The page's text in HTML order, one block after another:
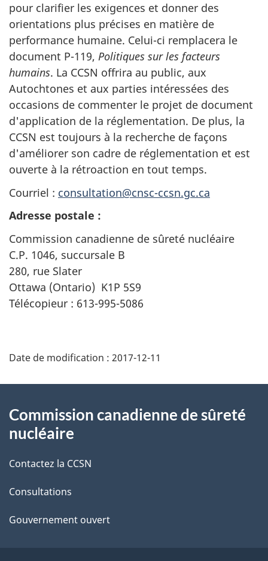
pour clarifier les exigences et donner des
orientations plus précises en matière de
performance humaine. Celui-ci remplacera le
document P-119, Politiques sur les facteurs
humains. La CCSN offrira au public, aux
Autochtones et aux parties intéressées des
occasions de commenter le projet de document
d'application de la réglementation. De plus, la
CCSN est toujours à la recherche de façons
d'améliorer son cadre de réglementation et est
ouverte à la rétroaction en tout temps.
Courriel : consultation@cnsc-ccsn.gc.ca
Adresse postale :
Commission canadienne de sûreté nucléaire
C.P. 1046, succursale B
280, rue Slater
Ottawa (Ontario) K1P 5S9
Télécopieur : 613-995-5086
é
a
i
l
s
d
Date de modification : 2017-12-11
propos
de
ce
site
Commission canadienne de sûreté
nucléaire
Contactez la CCSN
Consultations
Gouvernement ouvert